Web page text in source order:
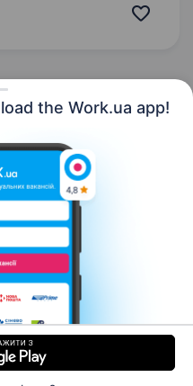
the Work.ua app!
us
Сareer
of use